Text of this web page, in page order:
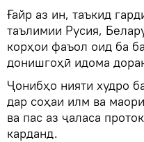
Ғайр аз ин, таъкид
таълимии Русия,
корҳои фаъол оид ба
донишгоҳӣ идома
Ҷонибҳо нияти худро
дар соҳаи илм ва
ва пас аз ҷаласа
карданд.